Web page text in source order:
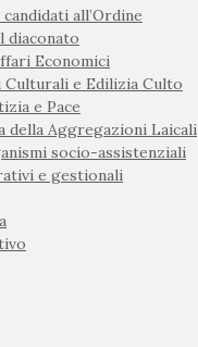
all’Ordine
diaconato
Economici
Culturali e Edilizia Culto
e Pace
della Aggregazioni Laicali
socio-assistenziali
e gestionali